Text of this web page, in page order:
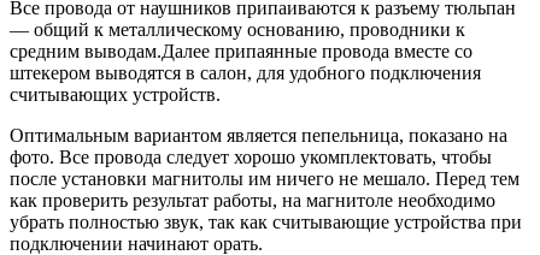
Все провода от наушников припаиваются к разъему тюльпан
— общий к металлическому основанию, проводники к
средним выводам.Далее припаянные провода вместе со
штекером выводятся в салон, для удобного подключения
считывающих устройств.
Оптимальным вариантом является пепельница, показано на
фото. Все провода следует хорошо укомплектовать, чтобы
после установки магнитолы им ничего не мешало. Перед тем
как проверить результат работы, на магнитоле необходимо
убрать полностью звук, так как считывающие устройства при
подключении начинают орать.